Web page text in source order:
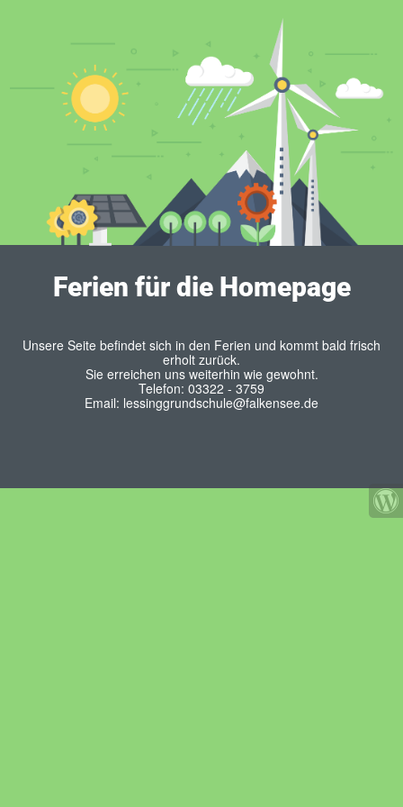
Ferien für die Homepage
Unsere Seite befindet sich in den Ferien und kommt bald frisch
erholt zurück.
Sie erreichen uns weiterhin wie gewohnt.
Telefon: 03322 - 3759
Email: lessinggrundschule@falkensee.de